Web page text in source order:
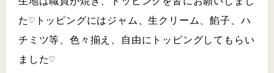
た♡トッピングにはジャム、生クリーム、餡子、ハ
チミツ等、色々揃え、自由にトッピングしてもらい
ました♡